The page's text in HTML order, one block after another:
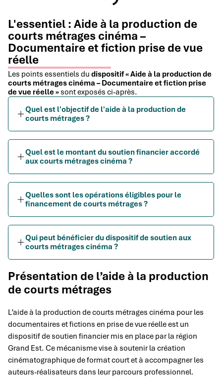
L'essentiel : Aide à la production de
courts métrages cinéma –
Documentaire et fiction prise de vue
réelle
Les points essentiels du dispositif « Aide à la production de
courts métrages cinéma – Documentaire et fiction prise
de vue réelle » sont exposés ci-après.
Quel est l'objectif de l'aide à la production de
courts métrages ?
Quel est le montant du soutien financier accordé
aux courts métrages cinéma ?
Quelles sont les opérations éligibles pour le
financement de courts métrages ?
Qui peut bénéficier du dispositif de soutien aux
courts métrages cinéma ?
Présentation de l’aide à la production
de courts métrages
L’aide à la production de courts métrages cinéma pour les
documentaires et fictions en prise de vue réelle est un
dispositif de soutien financier mis en place par la région
Grand Est. Ce mécanisme vise à soutenir la création
cinématographique de format court et à accompagner les
auteurs-réalisateurs dans leur parcours professionnel.